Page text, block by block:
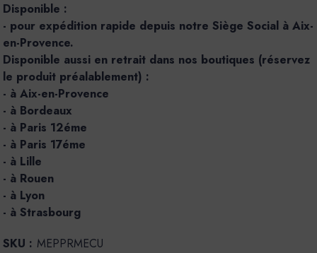
Disponible :
- pour expédition rapide depuis notre Siège Social à Aix-
en-Provence.
Disponible aussi en retrait dans nos boutiques (réservez
le produit préalablement) :
- à Aix-en-Provence
- à Bordeaux
- à Paris 12éme
- à Paris 17éme
- à Lille
- à Rouen
- à Lyon
- à Strasbourg
SKU : MEPPRMECU